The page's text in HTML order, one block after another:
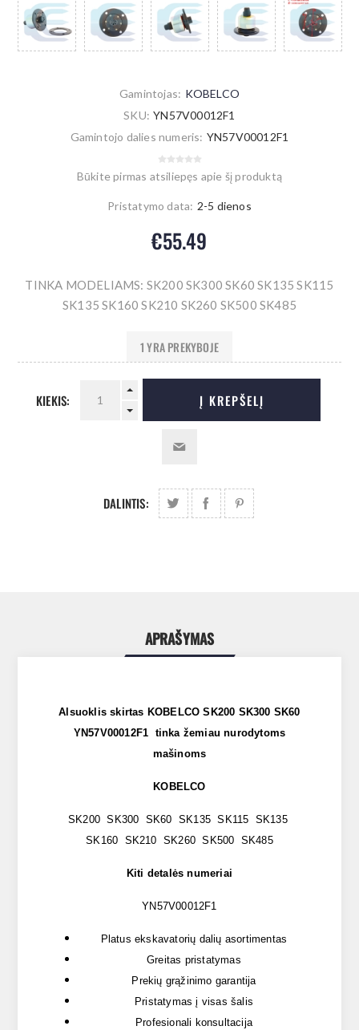
Gamintojas: KOBELCO
SKU: YN57V00012F1
Gamintojo dalies numeris: YN57V00012F1
Būkite pirmas atsiliepęs apie šį produktą
Pristatymo data: 2-5 dienos
€55.49
TINKA MODELIAMS: SK200 SK300 SK60 SK135 SK115
SK135 SK160 SK210 SK260 SK500 SK485
1 YRA PREKYBOJE
KIEKIS: Į KREPŠELĮ
DALINTIS:
APRAŠYMAS
Alsuoklis skirtas KOBELCO SK200 SK300 SK60
YN57V00012F1 tinka žemiau nurodytoms
mašinoms
KOBELCO
SK200 SK300 SK60 SK135 SK115 SK135
SK160 SK210 SK260 SK500 SK485
Kiti detalės numeriai
YN57V00012F1
Platus ekskavatorių dalių asortimentas
Greitas pristatymas
Prekių grąžinimo garantija
Pristatymas į visas šalis
Profesionali konsultacija